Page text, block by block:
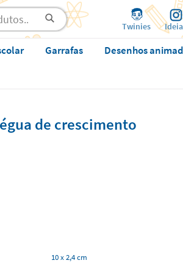
Twinies
Garrafas Desenhos
de crescimento
10 x 2,4 cm